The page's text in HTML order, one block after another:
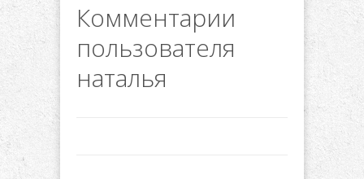
Комментарии
пользователя
наталья